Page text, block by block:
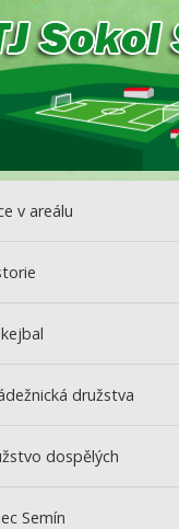
v areálu
družstva
dospělých
Semín